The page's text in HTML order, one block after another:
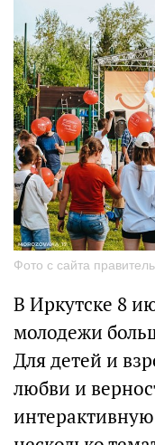
Фото с сайта
В Иркутске 8
молодежи
Для детей и
любви и